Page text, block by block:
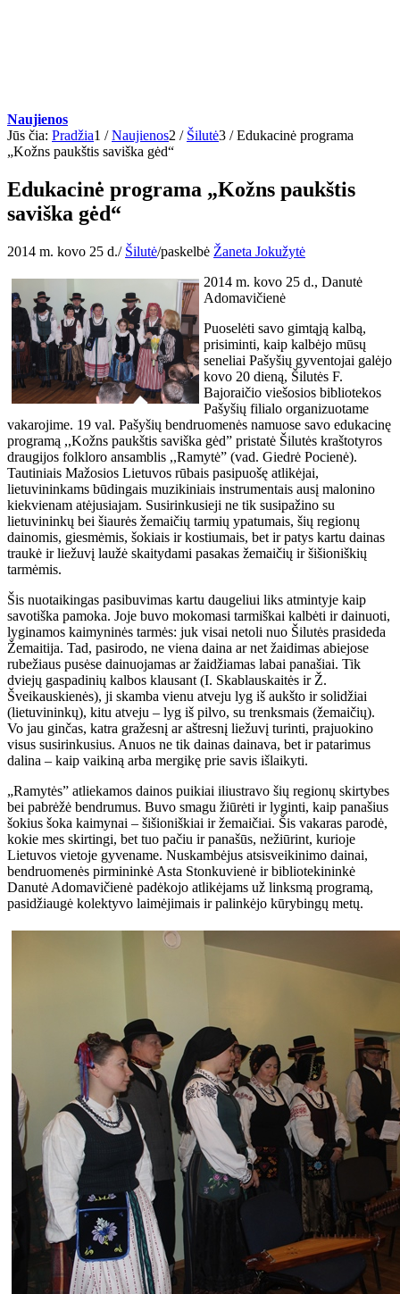
Naujienos
Jūs čia: Pradžia1 / Naujienos2 / Šilutė3 / Edukacinė programa
„Kožns paukštis saviška gėd“
Edukacinė programa „Kožns paukštis
saviška gėd“
2014 m. kovo 25 d./ Šilutė/paskelbė Žaneta Jokužytė
2014 m. kovo 25 d., Danutė
Adomavičienė
Puoselėti savo gimtąją kalbą,
prisiminti, kaip kalbėjo mūsų
seneliai Pašyšių gyventojai galėjo
kovo 20 dieną, Šilutės F.
Bajoraičio viešosios bibliotekos
Pašyšių filialo organizuotame
vakarojime. 19 val. Pašyšių bendruomenės namuose savo edukacinę
programą ,,Kožns paukštis saviška gėd” pristatė Šilutės kraštotyros
draugijos folkloro ansamblis ,,Ramytė” (vad. Giedrė Pocienė).
Tautiniais Mažosios Lietuvos rūbais pasipuošę atlikėjai,
lietuvininkams būdingais muzikiniais instrumentais ausį malonino
kiekvienam atėjusiajam. Susirinkusieji ne tik susipažino su
lietuvininkų bei šiaurės žemaičių tarmių ypatumais, šių regionų
dainomis, giesmėmis, šokiais ir kostiumais, bet ir patys kartu dainas
traukė ir liežuvį laužė skaitydami pasakas žemaičių ir šišioniškių
tarmėmis.
Šis nuotaikingas pasibuvimas kartu daugeliui liks atmintyje kaip
savotiška pamoka. Joje buvo mokomasi tarmiškai kalbėti ir dainuoti,
lyginamos kaimyninės tarmės: juk visai netoli nuo Šilutės prasideda
Žemaitija. Tad, pasirodo, ne viena daina ar net žaidimas abiejose
rubežiaus pusėse dainuojamas ar žaidžiamas labai panašiai. Tik
dviejų gaspadinių kalbos klausant (I. Skablauskaitės ir Ž.
Šveikauskienės), ji skamba vienu atveju lyg iš aukšto ir solidžiai
(lietuvininkų), kitu atveju – lyg iš pilvo, su trenksmais (žemaičių).
Vo jau ginčas, katra gražesnį ar aštresnį liežuvį turinti, prajuokino
visus susirinkusius. Anuos ne tik dainas dainava, bet ir patarimus
dalina – kaip vaikiną arba mergikę prie savis išlaikyti.
„Ramytės” atliekamos dainos puikiai iliustravo šių regionų skirtybes
bei pabrėžė bendrumus. Buvo smagu žiūrėti ir lyginti, kaip panašius
šokius šoka kaimynai – šišioniškiai ir žemaičiai. Šis vakaras parodė,
kokie mes skirtingi, bet tuo pačiu ir panašūs, nežiūrint, kurioje
Lietuvos vietoje gyvename. Nuskambėjus atsisveikinimo dainai,
bendruomenės pirmininkė Asta Stonkuvienė ir bibliotekininkė
Danutė Adomavičienė padėkojo atlikėjams už linksmą programą,
pasidžiaugė kolektyvo laimėjimais ir palinkėjo kūrybingų metų.